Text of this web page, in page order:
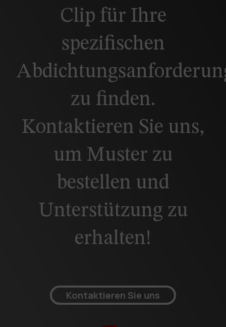
Clip für Ihre
spezifischen
zu finden.
Kontaktieren Sie uns,
um Muster zu
bestellen und
Unterstützung zu
erhalten!
Kontaktieren Sie uns